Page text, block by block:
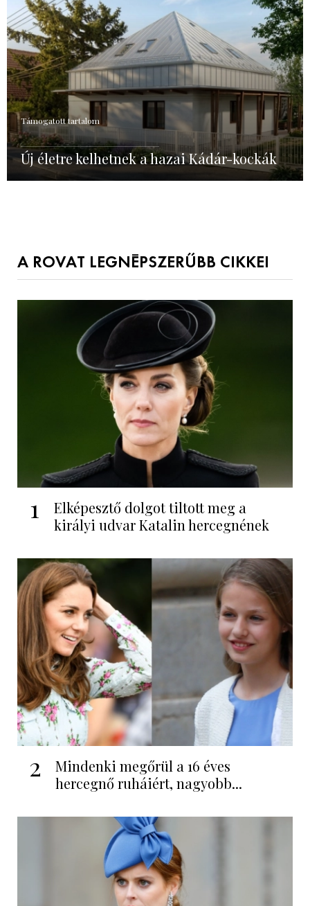
Támogatott tartalom
Új életre kelhetnek a hazai Kádár-kockák
A ROVAT LEGNÉPSZERŰBB CIKKEI
1
Elképesztő dolgot tiltott meg a
királyi udvar Katalin hercegnének
2
Mindenki megőrül a 16 éves
hercegnő ruháiért, nagyobb...